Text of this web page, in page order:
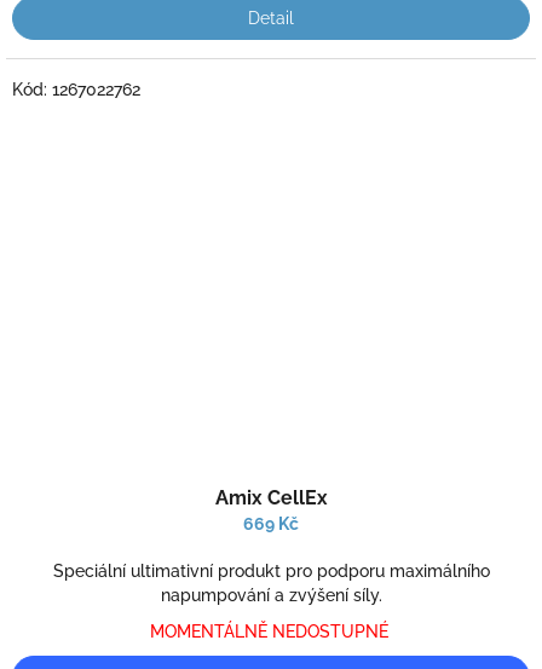
Detail
hodnocení
produktu
5,0
z
hvězdiček.
Amix CellEx
669 Kč
Speciální ultimativní produkt pro podporu maximálního
napumpování a zvýšení síly.
MOMENTÁLNĚ NEDOSTUPNÉ
Kód: 1267022762